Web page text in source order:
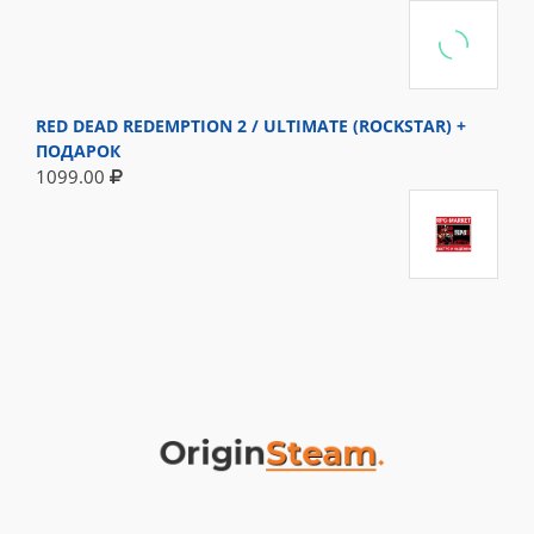
RED DEAD REDEMPTION 2 / ULTIMATE (ROCKSTAR) +
ПОДАРОК
1099.00